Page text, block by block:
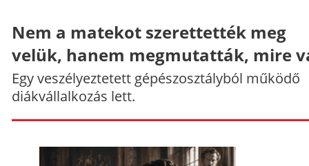
Nem a matekot szerettették meg
velük, hanem megmutatták, mire
Egy veszélyeztetett gépészosztályból működő
diákvállalkozás lett.